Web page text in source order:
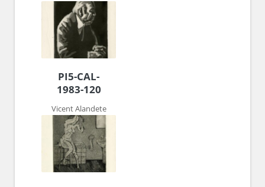
PI5-CAL-
1983-120
Vicent Alandete